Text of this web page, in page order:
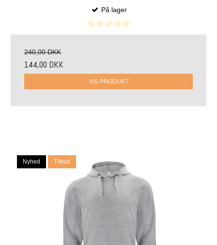
På lager
240,00 DKK
144,00 DKK
VIS PRODUKT
Nyhed Tilbud